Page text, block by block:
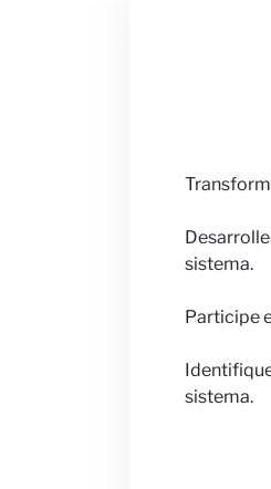
sistema.
Participe
sistema.